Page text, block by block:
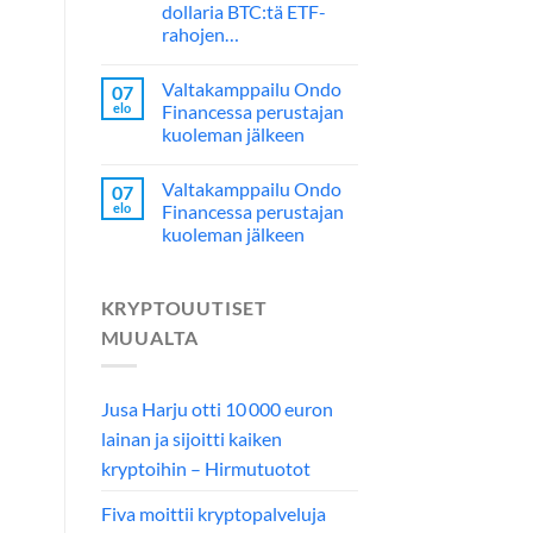
dollaria BTC:tä ETF-
rahojen…
07
elo
Valtakamppailu Ondo
Financessa perustajan
kuoleman jälkeen
07
elo
Valtakamppailu Ondo
Financessa perustajan
kuoleman jälkeen
KRYPTOUUTISET
MUUALTA
Jusa Harju otti 10 000 euron
lainan ja sijoitti kaiken
kryptoihin – Hirmutuotot
Fiva moittii kryptopalveluja